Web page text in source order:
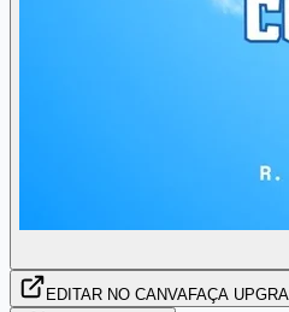
EDITAR NO CANVAFAÇA